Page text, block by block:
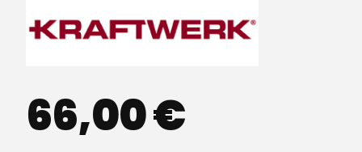
66,00€